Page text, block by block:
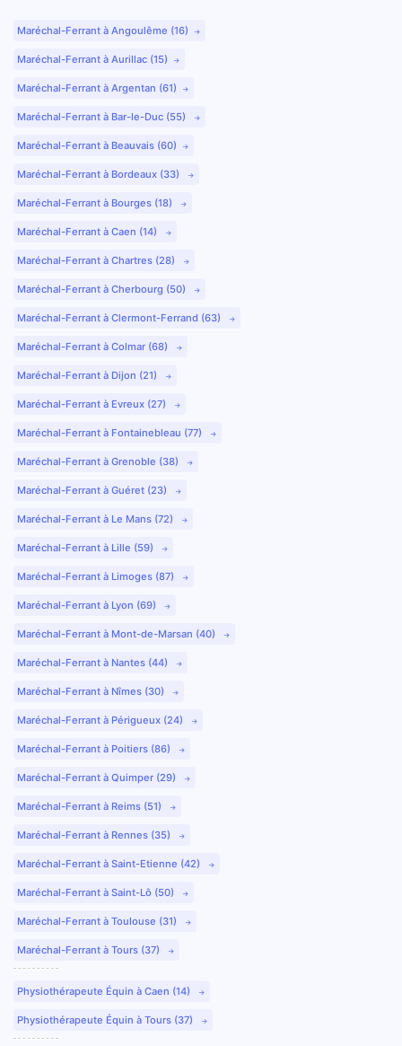
Maréchal-Ferrant à Angoulême (16)
Maréchal-Ferrant à Aurillac (15)
Maréchal-Ferrant à Argentan (61)
Maréchal-Ferrant à Bar-le-Duc (55)
Maréchal-Ferrant à Beauvais (60)
Maréchal-Ferrant à Bordeaux (33)
Maréchal-Ferrant à Bourges (18)
Maréchal-Ferrant à Caen (14)
Maréchal-Ferrant à Chartres (28)
Maréchal-Ferrant à Cherbourg (50)
Maréchal-Ferrant à Clermont-Ferrand (63)
Maréchal-Ferrant à Colmar (68)
Maréchal-Ferrant à Dijon (21)
Maréchal-Ferrant à Evreux (27)
Maréchal-Ferrant à Fontainebleau (77)
Maréchal-Ferrant à Grenoble (38)
Maréchal-Ferrant à Guéret (23)
Maréchal-Ferrant à Le Mans (72)
Maréchal-Ferrant à Lille (59)
Maréchal-Ferrant à Limoges (87)
Maréchal-Ferrant à Lyon (69)
Maréchal-Ferrant à Mont-de-Marsan (40)
Maréchal-Ferrant à Nantes (44)
Maréchal-Ferrant à Nîmes (30)
Maréchal-Ferrant à Périgueux (24)
Maréchal-Ferrant à Poitiers (86)
Maréchal-Ferrant à Quimper (29)
Maréchal-Ferrant à Reims (51)
Maréchal-Ferrant à Rennes (35)
Maréchal-Ferrant à Saint-Etienne (42)
Maréchal-Ferrant à Saint-Lô (50)
Maréchal-Ferrant à Toulouse (31)
Maréchal-Ferrant à Tours (37)
Physiothérapeute Équin à Caen (14)
Physiothérapeute Équin à Tours (37)